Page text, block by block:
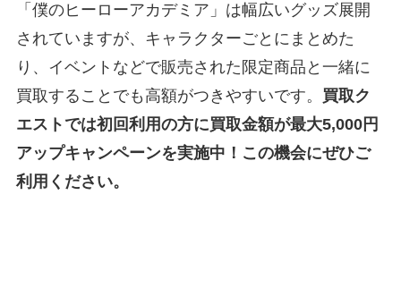
「僕のヒーローアカデミア」は幅広いグッズ展開
されていますが、キャラクターごとにまとめた
り、イベントなどで販売された限定商品と一緒に
買取することでも高額がつきやすいです。 買取ク
エストでは初回利用の方に買取金額が最大5,000円
アップキャンペーンを実施中！この機会にぜひご
利用ください。